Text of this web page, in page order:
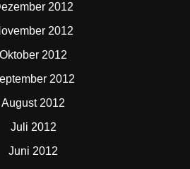
2012
2012
Oktober 2012
2012
August 2012
Juli 2012
Juni 2012